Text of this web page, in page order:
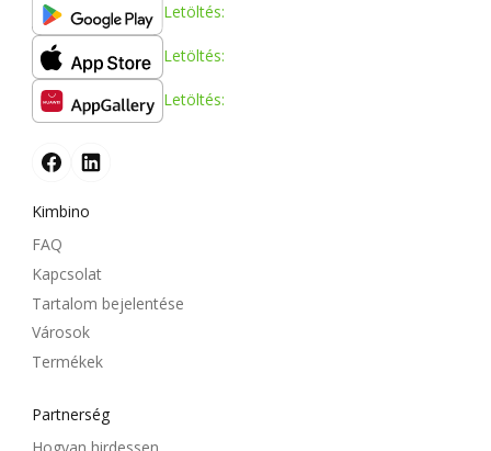
Letöltés:
Letöltés:
Letöltés:
Kimbino
FAQ
Kapcsolat
Tartalom bejelentése
Városok
Termékek
Partnerség